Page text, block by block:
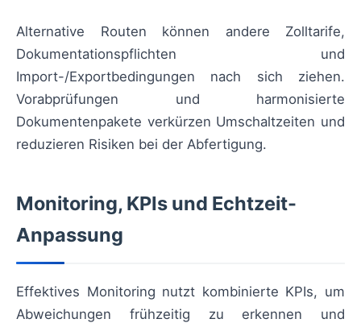
Alternative Routen können andere Zolltarife,
Dokumentationspflichten und
Import-/Exportbedingungen nach sich ziehen.
Vorabprüfungen und harmonisierte
Dokumentenpakete verkürzen Umschaltzeiten und
reduzieren Risiken bei der Abfertigung.
Monitoring, KPIs und Echtzeit-
Anpassung
Effektives Monitoring nutzt kombinierte KPIs, um
Abweichungen frühzeitig zu erkennen und